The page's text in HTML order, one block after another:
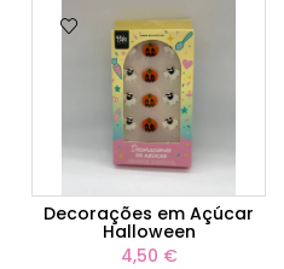
Decorações em Açúcar
Halloween
4,50 €